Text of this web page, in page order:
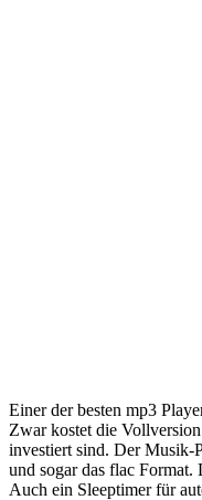
Einer der besten mp3
Zwar kostet die
investiert sind. Der Musik-
und sogar das flac
Auch ein Sleeptimer für